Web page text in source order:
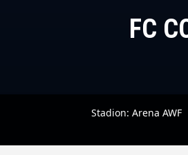
FC
Stadion: Arena AWF